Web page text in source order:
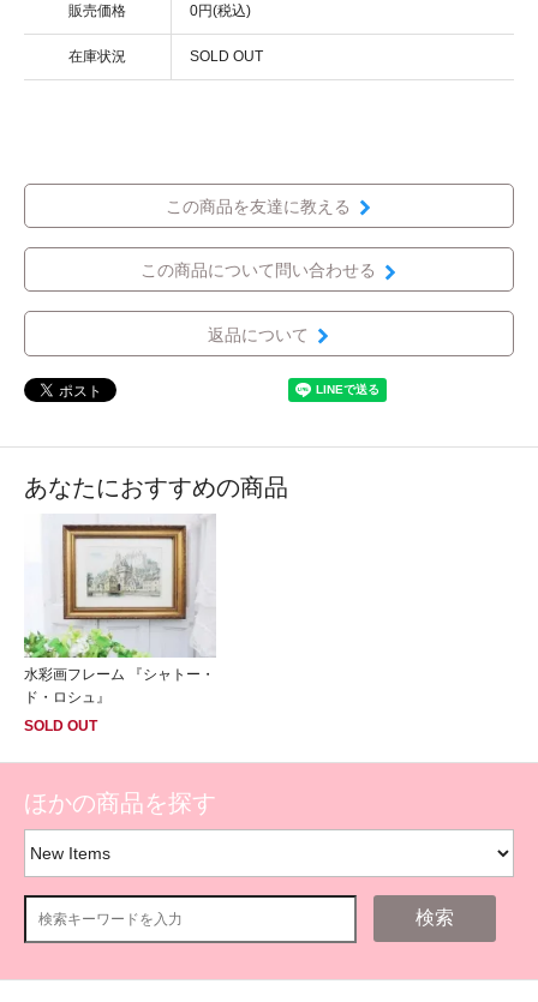
販売価格 0円(税込)
在庫状況 SOLD OUT
この商品を友達に教える
この商品について問い合わせる
返品について
あなたにおすすめの商品
水彩画フレーム 『シャトー・
ド・ロシュ』
SOLD OUT
ほかの商品を探す
検索